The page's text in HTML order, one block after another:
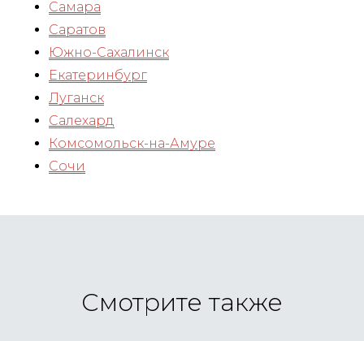
Самара
Саратов
Южно-Сахалинск
Екатеринбург
Луганск
Салехард
Комсомольск-на-Амуре
Сочи
Смотрите также